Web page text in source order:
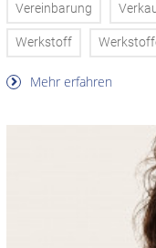
Vereinbarung
Werkstoff
Mehr erfahren